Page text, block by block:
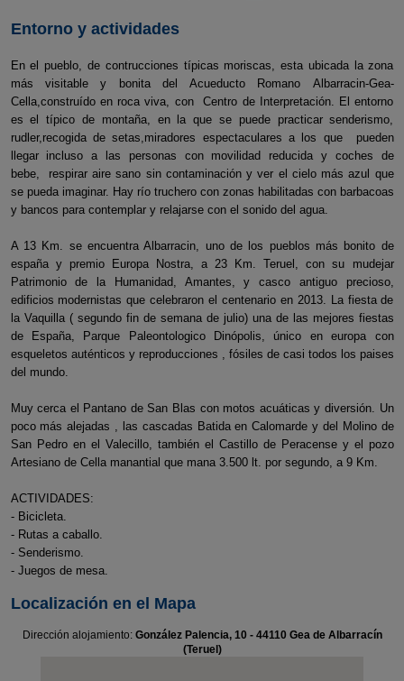
Entorno y actividades
En el pueblo, de contrucciones típicas moriscas, esta ubicada la zona
más visitable y bonita del Acueducto Romano Albarracin-Gea-
Cella,construído en roca viva, con Centro de Interpretación. El entorno
es el típico de montaña, en la que se puede practicar senderismo,
rudler,recogida de setas,miradores espectaculares a los que pueden
llegar incluso a las personas con movilidad reducida y coches de
bebe, respirar aire sano sin contaminación y ver el cielo más azul que
se pueda imaginar. Hay río truchero con zonas habilitadas con barbacoas
y bancos para contemplar y relajarse con el sonido del agua.
A 13 Km. se encuentra Albarracin, uno de los pueblos más bonito de
españa y premio Europa Nostra, a 23 Km. Teruel, con su mudejar
Patrimonio de la Humanidad, Amantes, y casco antiguo precioso,
edificios modernistas que celebraron el centenario en 2013. La fiesta de
la Vaquilla ( segundo fin de semana de julio) una de las mejores fiestas
de España, Parque Paleontologico Dinópolis, único en europa con
esqueletos auténticos y reproducciones , fósiles de casi todos los paises
del mundo.
Muy cerca el Pantano de San Blas con motos acuáticas y diversión. Un
poco más alejadas , las cascadas Batida en Calomarde y del Molino de
San Pedro en el Valecillo, también el Castillo de Peracense y el pozo
Artesiano de Cella manantial que mana 3.500 lt. por segundo, a 9 Km.
ACTIVIDADES:
- Bicicleta.
- Rutas a caballo.
- Senderismo.
- Juegos de mesa.
Localización en el Mapa
Dirección alojamiento: González Palencia, 10 - 44110 Gea de Albarracín
(Teruel)